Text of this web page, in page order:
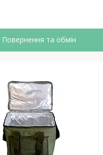
Повернення та обмін